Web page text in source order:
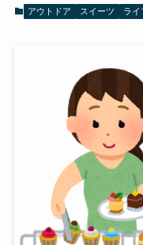
アウトドア スイーツ ライ